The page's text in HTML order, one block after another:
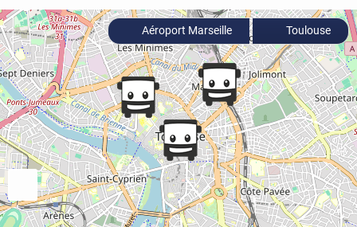
Aéroport Marseille Toulouse